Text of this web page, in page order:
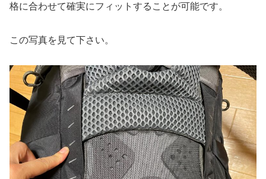
格に合わせて確実にフィットすることが可能です。
この写真を見て下さい。